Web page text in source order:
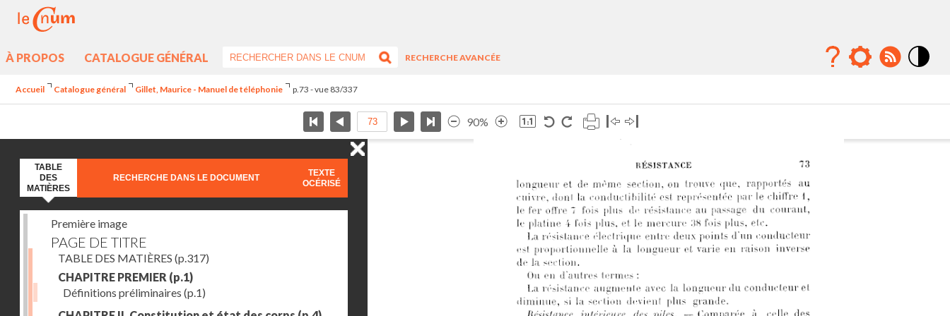
À PROPOS CATALOGUE GÉNÉRAL
RECHERCHE AVANCÉE
Accueil Catalogue général Gillet, Maurice - Manuel de téléphonie p.73 - vue 83/337
90%
TABLE
DES
MATIÈRES
RECHERCHE DANS LE DOCUMENT
TEXTE
OCÉRISÉ
Première image
PAGE DE TITRE
TABLE DES MATIÈRES (p.317)
CHAPITRE PREMIER (p.1)
Définitions préliminaires (p.1)